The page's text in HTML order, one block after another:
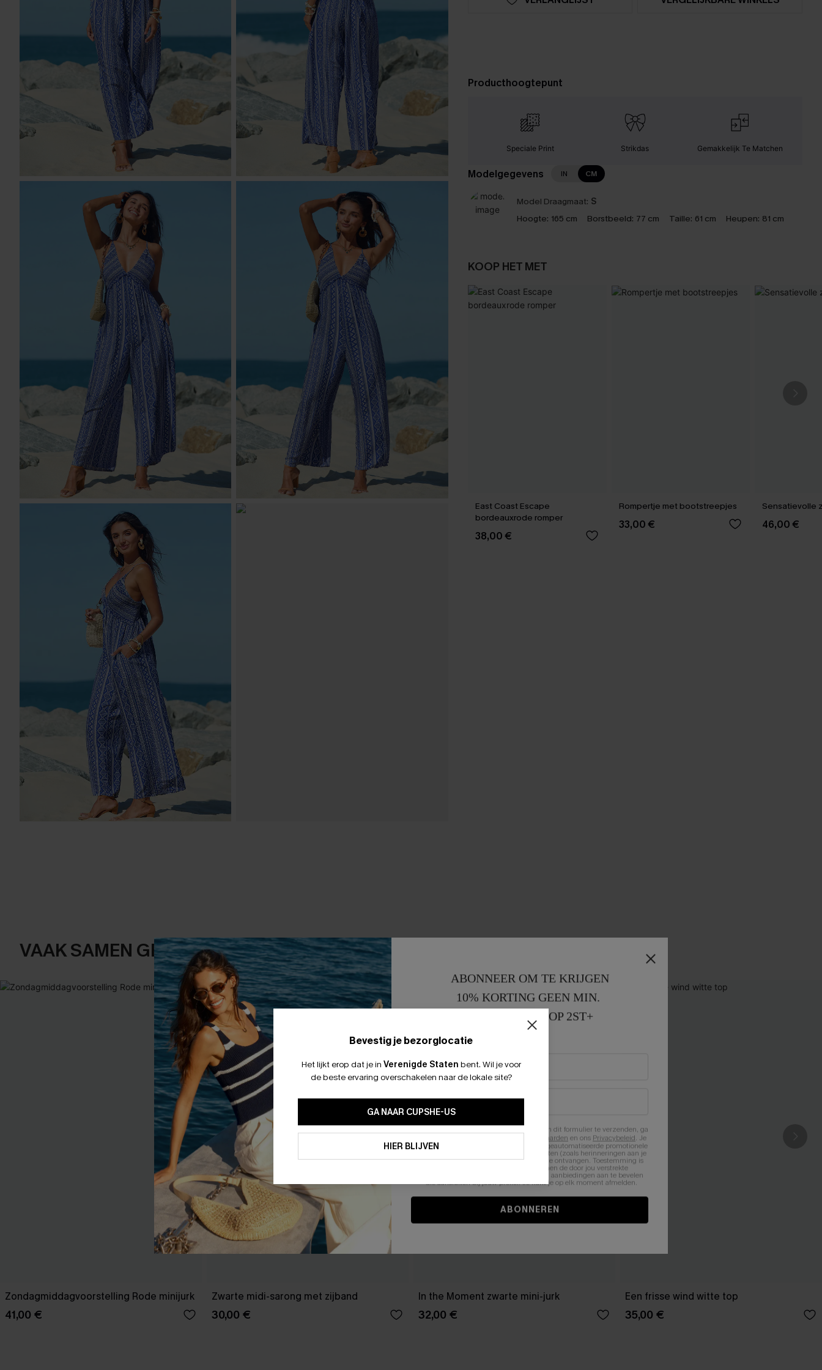
Producthoogtepunt
Speciale Print Strikdas Gemakkelijk Te Matchen
Modelgegevens IN CM
Model Draagmaat: S
Hoogte: 165 cm Borstbeeld: 77 cm Taille: 61 cm Heupen: 81 cm
KOOP HET MET
East Coast Escape
bordeauxrode romper
38,00 €
Rompertje met bootstreepjes
33,00 €
Sensatievolle
46,00 €
VAAK SAMEN GEKOCHT
Zondagmiddagvoorstelling Rode minijurk
41,00 €
Zwarte midi-sarong met zijband
30,00 €
In the Moment zwarte mini-jurk
32,00 €
Een frisse wind witte top
35,00 €
Bevestig je bezorglocatie
Het lijkt erop dat je in Verenigde Staten bent. Wil je voor
de beste ervaring overschakelen naar de lokale site?
GA NAAR CUPSHE-US
HIER BLIJVEN
ABONNEER OM TE KRIJGEN
10% KORTING GEEN MIN.
15% KORTING OP 2ST+
Door je contactgegevens in te vullen en dit formulier te verzenden, ga
Algemene Voorwaarden en ons Privacybeleid. Je
stemt er tevens mee in om herhaalde geautomatiseerde promotionele
en gepersonaliseerde marketingberichten (zoals herinneringen aan je
winkelwagen) en e-mails van Cupshe te ontvangen. Toestemming is
niet vereist voor een aankoop. We kunnen de door jou verstrekte
informatie gebruiken om producten en aanbiedingen aan te bevelen
die aansluiten bij jouw profiel. Je kunt je op elk moment afmelden.
ABONNEREN